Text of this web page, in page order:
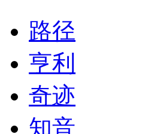
路径
亨利
奇迹
知音